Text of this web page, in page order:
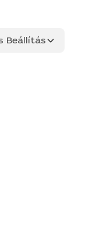
Beállítás